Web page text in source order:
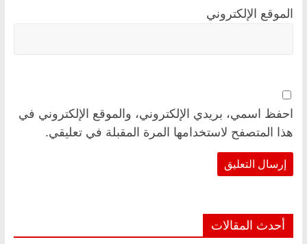
الموقع الإلكتروني
احفظ اسمي، بريدي الإلكتروني، والموقع الإلكتروني في
هذا المتصفح لاستخدامها المرة المقبلة في تعليقي.
أحدث المقالات